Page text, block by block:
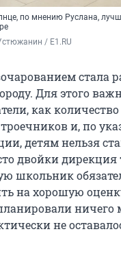
по мнению Руслана,
/ E1.RU
стала
Для этого
как
и, по
детям нельзя
двойки дирекция
школьник
на хорошую
ничего
не